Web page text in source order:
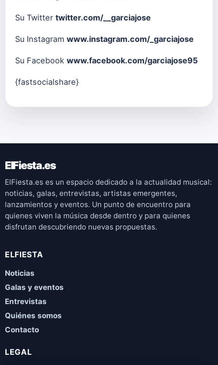
Su Twitter twitter.com/__garciajose
Su Instagram www.instagram.com/_garciajose
Su Facebook www.facebook.com/garciajose95
{fastsocialshare}
ElFiesta.es
ElFiesta.es es un espacio dedicado a la actualidad musical:
noticias, galas, entrevistas, artistas emergentes,
lanzamientos y eventos. Un punto de encuentro para
quienes viven la música desde dentro y para quienes
disfrutan descubriendo nuevas propuestas.
ELFIESTA
Noticias
Galas y eventos
Entrevistas
Quiénes somos
Contacto
LEGAL